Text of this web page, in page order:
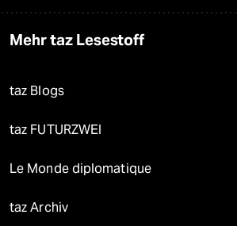
Mehr taz Lesestoff
taz Blogs
taz FUTURZWEI
Le Monde diplomatique
taz Archiv